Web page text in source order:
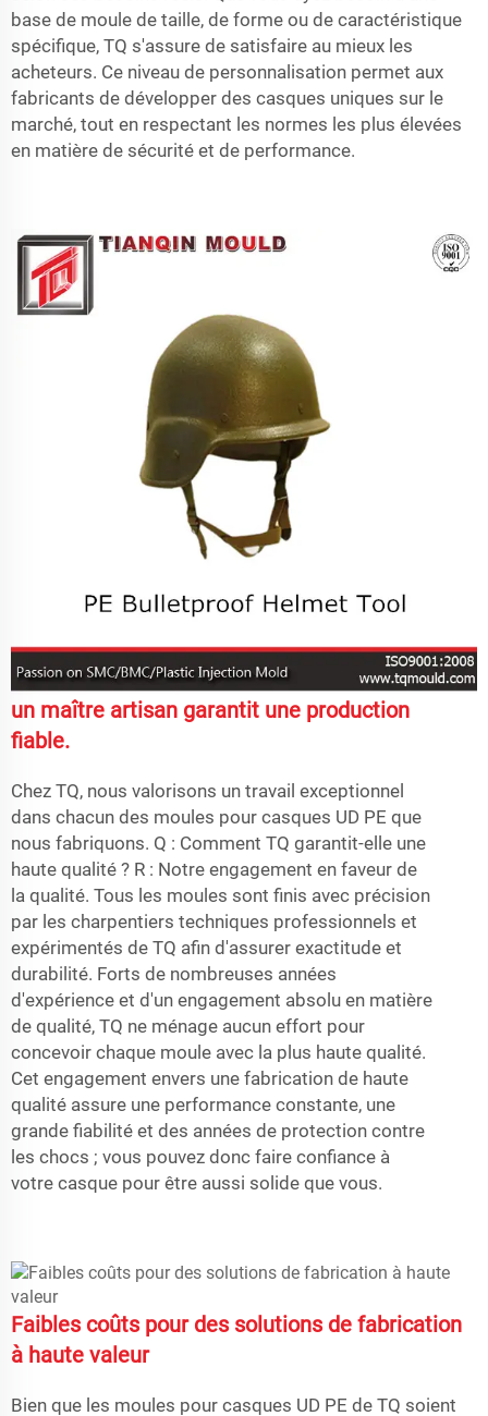
base de moule de taille, de forme ou de caractéristique
spécifique, TQ s'assure de satisfaire au mieux les
acheteurs. Ce niveau de personnalisation permet aux
fabricants de développer des casques uniques sur le
marché, tout en respectant les normes les plus élevées
en matière de sécurité et de performance.
un maître artisan garantit une production
fiable.
Chez TQ, nous valorisons un travail exceptionnel
dans chacun des moules pour casques UD PE que
nous fabriquons. Q : Comment TQ garantit-elle une
haute qualité ? R : Notre engagement en faveur de
la qualité. Tous les moules sont finis avec précision
par les charpentiers techniques professionnels et
expérimentés de TQ afin d'assurer exactitude et
durabilité. Forts de nombreuses années
d'expérience et d'un engagement absolu en matière
de qualité, TQ ne ménage aucun effort pour
concevoir chaque moule avec la plus haute qualité.
Cet engagement envers une fabrication de haute
qualité assure une performance constante, une
grande fiabilité et des années de protection contre
les chocs ; vous pouvez donc faire confiance à
votre casque pour être aussi solide que vous.
Faibles coûts pour des solutions de fabrication
à haute valeur
Bien que les moules pour casques UD PE de TQ soient